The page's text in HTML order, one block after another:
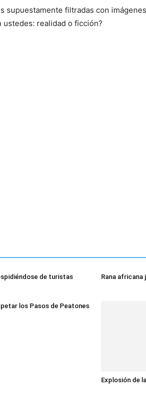
supuestamente filtradas con
realidad o ficción?
de turistas Rana africana
los Pasos de Peatones
Explosión de